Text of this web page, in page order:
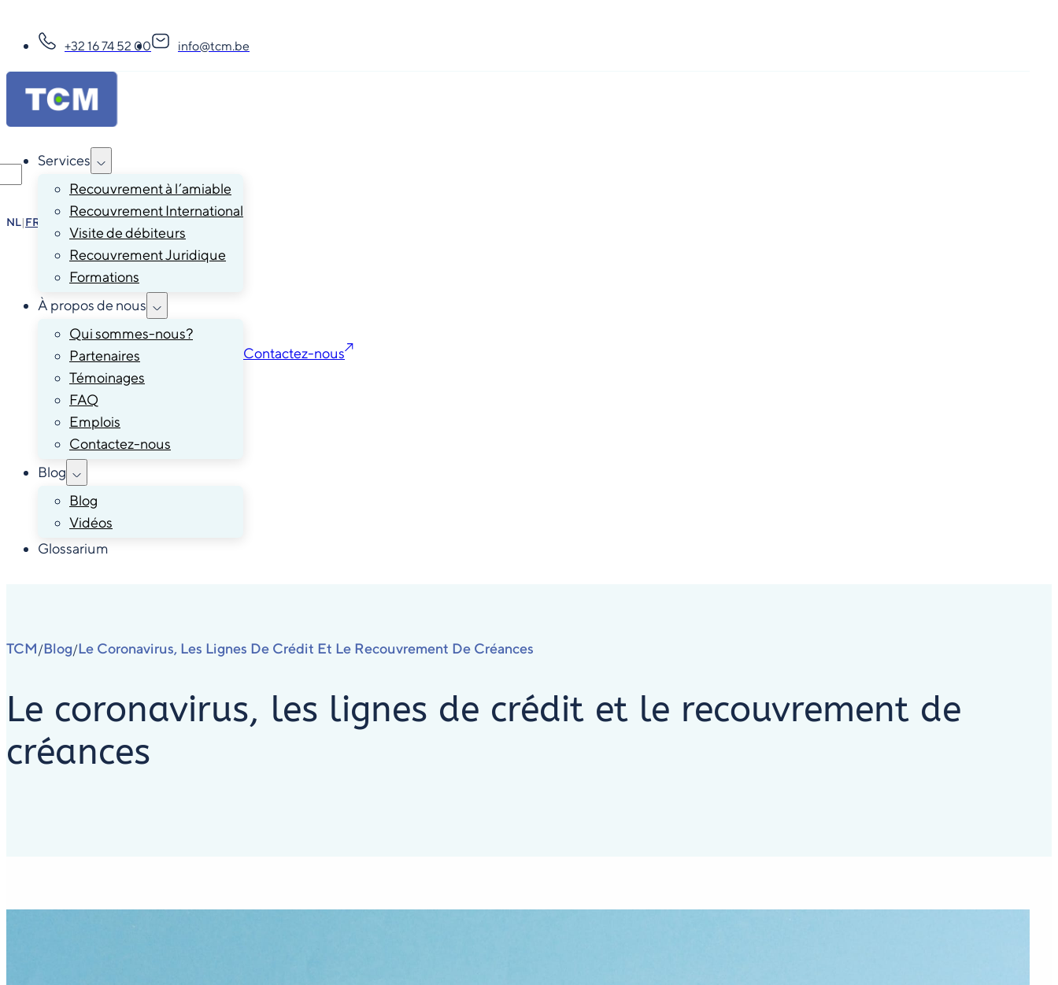
+32 16 74 52 00 info@tcm.be
NL|FR
Services
Recouvrement à l’amiable
Recouvrement International
Visite de débiteurs
Recouvrement Juridique
Formations
À propos de nous
Qui sommes-nous?
Partenaires
Témoinages
FAQ
Emplois
Contactez-nous
Blog
Blog
Vidéos
Glossarium
Contactez-nous
TCM /Blog/Le Coronavirus, Les Lignes De Crédit Et Le Recouvrement De Créances
Le coronavirus, les lignes de crédit et le recouvrement de
créances